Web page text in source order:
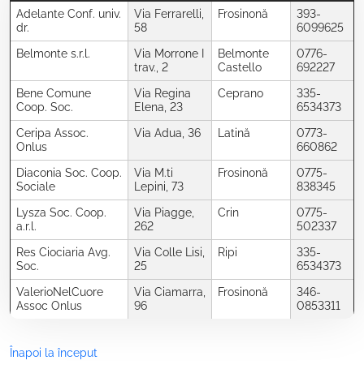
Adelante Conf. univ.
dr.
Via Ferrarelli,
58
Frosinonă
393-
6099625
Belmonte s.r.l.
Via Morrone I
trav., 2
Belmonte
Castello
0776-
692227
Bene Comune
Coop. Soc.
Via Regina
Elena, 23
Ceprano
335-
6534373
Ceripa Assoc.
Onlus
Via Adua, 36 Latină
0773-
660862
Diaconia Soc. Coop.
Sociale
Via M.ti
Lepini, 73
Frosinonă
0775-
838345
Lysza Soc. Coop.
a.r.l.
Via Piagge,
262
Crin
0775-
502337
Res Ciociaria Avg.
Soc.
Via Colle Lisi,
25
Ripi
335-
6534373
ValerioNelCuore
Assoc Onlus
Via Ciamarra,
96
Frosinonă
346-
0853311
Înapoi la început